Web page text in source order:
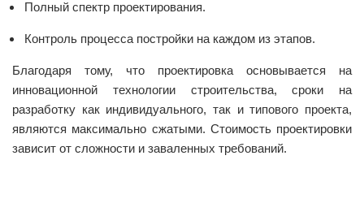
Полный спектр проектирования.
Контроль процесса постройки на каждом из этапов.
Благодаря тому, что проектировка основывается на
инновационной технологии строительства, сроки на
разработку как индивидуального, так и типового проекта,
являются максимально сжатыми. Стоимость проектировки
зависит от сложности и заваленных требований.